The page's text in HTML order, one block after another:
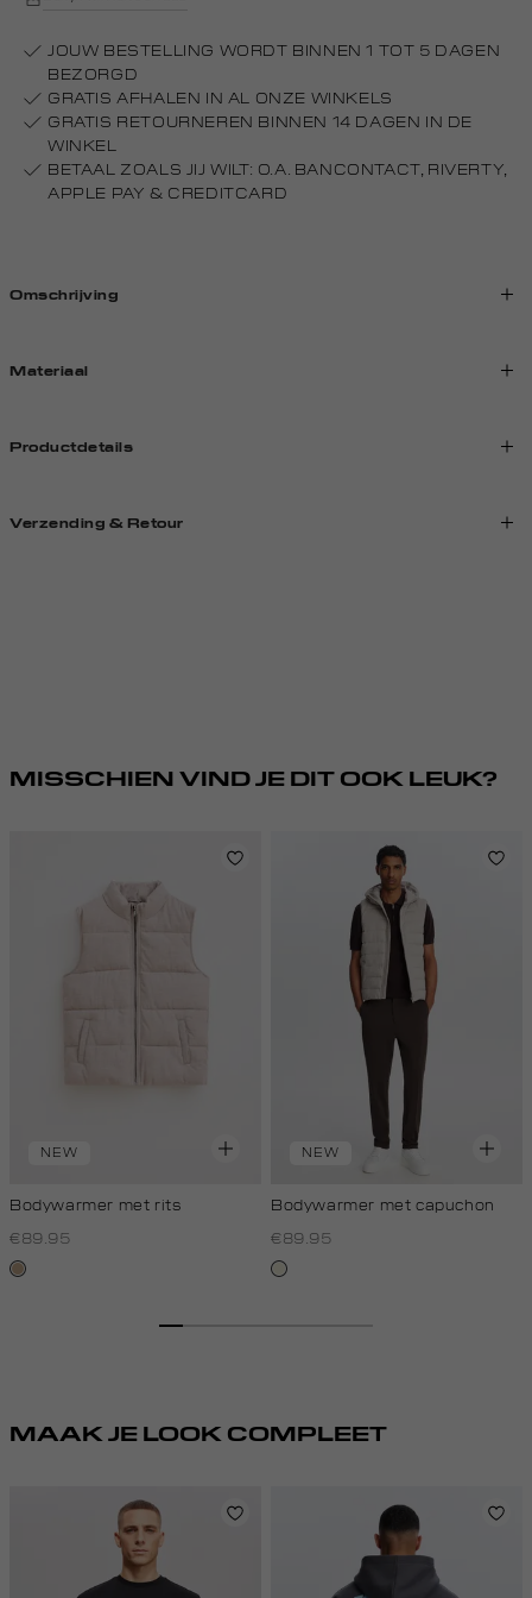
JOUW BESTELLING WORDT BINNEN 1 TOT 5 DAGEN
BEZORGD
GRATIS AFHALEN IN AL ONZE WINKELS
GRATIS RETOURNEREN BINNEN 14 DAGEN IN DE
WINKEL
BETAAL ZOALS JIJ WILT: O.A. BANCONTACT, RIVERTY,
APPLE PAY & CREDITCARD
Omschrijving
Materiaal
Productdetails
Verzending & Retour
MISSCHIEN VIND JE DIT OOK LEUK?
NEW
Bodywarmer met rits
€89.95
zand
NEW
Bodywarmer met capuchon
€89.95
ecru
MAAK JE LOOK COMPLEET